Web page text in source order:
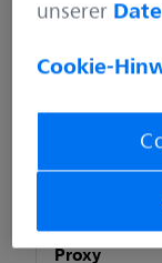
YARP – Ein
Proxy
unserer
Cookie-